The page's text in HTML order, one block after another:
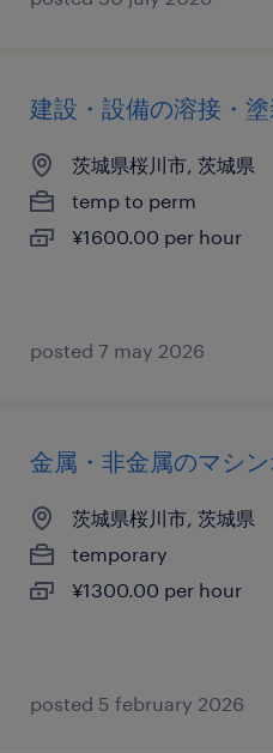
建設・設備の溶接・
茨城県桜川市, 茨城県
temp to perm
¥1600.00 per hour
posted 7 may 2026
金属・非金属のマシ
茨城県桜川市, 茨城県
temporary
¥1300.00 per hour
posted 5 february 2026